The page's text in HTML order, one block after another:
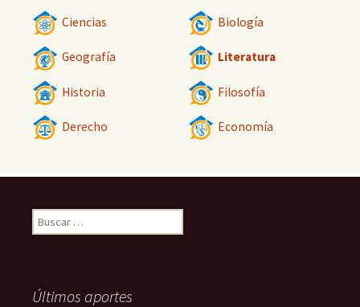
Ciencias Biología
Geografía Literatura
Historia Filosofía
Derecho Economía
Buscar:
Últimos aportes